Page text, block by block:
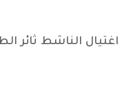
الناشط ثائر